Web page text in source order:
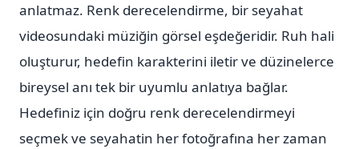
anlatmaz. Renk derecelendirme, bir seyahat
videosundaki müziğin görsel eşdeğeridir. Ruh hali
oluşturur, hedefin karakterini iletir ve düzinelerce
bireysel anı tek bir uyumlu anlatıya bağlar.
Hedefiniz için doğru renk derecelendirmeyi
seçmek ve seyahatin her fotoğrafına her zaman